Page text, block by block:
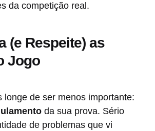
da competição real.
(e Respeite) as
Jogo
longe de ser menos importante:
da sua prova. Sério
de problemas que vi